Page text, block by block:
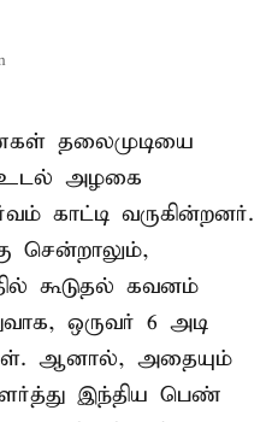
தலைமுடியை
உடல் அழகை
காட்டி வருகின்றனர்.
கூடுதல் கவனம்
ஒருவர் 6 அடி
ஆனால், அதையும்
இந்திய பெண்